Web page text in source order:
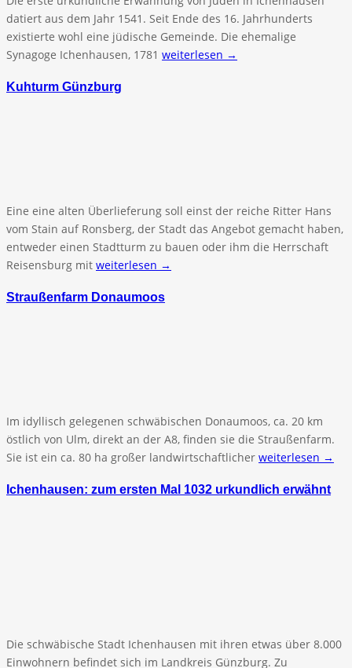
datiert aus dem Jahr 1541. Seit Ende des 16. Jahrhunderts
existierte wohl eine jüdische Gemeinde. Die ehemalige
Synagoge Ichenhausen, 1781 weiterlesen →
Kuhturm Günzburg
Eine eine alten Überlieferung soll einst der reiche Ritter Hans
vom Stain auf Ronsberg, der Stadt das Angebot gemacht haben,
entweder einen Stadtturm zu bauen oder ihm die Herrschaft
Reisensburg mit weiterlesen →
Straußenfarm Donaumoos
Im idyllisch gelegenen schwäbischen Donaumoos, ca. 20 km
östlich von Ulm, direkt an der A8, finden sie die Straußenfarm.
Sie ist ein ca. 80 ha großer landwirtschaftlicher weiterlesen →
Ichenhausen: zum ersten Mal 1032 urkundlich erwähnt
Die schwäbische Stadt Ichenhausen mit ihren etwas über 8.000
Einwohnern befindet sich im Landkreis Günzburg. Zu